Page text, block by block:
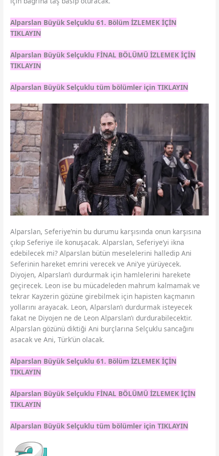
Alparslan Büyük Selçuklu 61. Bölüm İZLEMEK İÇİN
TIKLAYIN
Alparslan Büyük Selçuklu FİNAL BÖLÜMÜ İZLEMEK İÇİN
TIKLAYIN
Alparslan Büyük Selçuklu tüm bölümler için TIKLAYIN
Alparslan, Seferiye’nin bu durumu karşısında onun karşısına
çıkıp Seferiye ile konuşacak. Alparslan, Seferiye’yi ikna
edebilecek mi? Alparslan bütün meselelerini halledip Ani
Seferinin hareket emrini verecek ve Ani’ye yürüyecek.
Diyojen, Alparslan’ı durdurmak için hamlelerini harekete
geçirecek. Leon ise bu mücadeleden mahrum kalmamak ve
tekrar Kayzerin gözüne girebilmek için hapisten kaçmanın
yollarını arayacak. Leon, Alparslan’ı durdurmak isteyecek
fakat ne Diyojen ne de Leon Alparslan’ı durdurabilecektir.
Alparslan gözünü diktiği Ani burçlarına Selçuklu sancağını
asacak ve Ani, Türk’ün olacak.
Alparslan Büyük Selçuklu 61. Bölüm İZLEMEK İÇİN
TIKLAYIN
Alparslan Büyük Selçuklu FİNAL BÖLÜMÜ İZLEMEK İÇİN
TIKLAYIN
Alparslan Büyük Selçuklu tüm bölümler için TIKLAYIN